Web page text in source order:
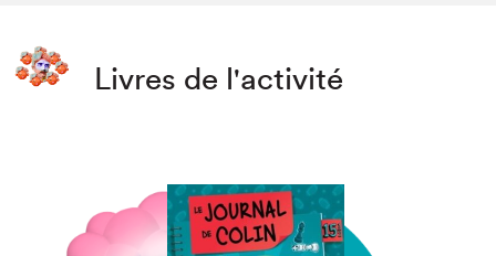
Livres de l'activité